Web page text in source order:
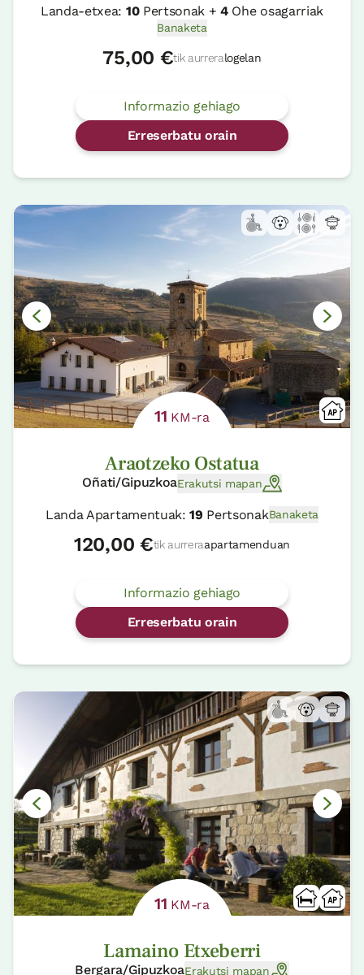
Landa-etxea: 10Pertsonak +4Ohe osagarriak
Banaketa
75,00 €tik aurreralogelan
Informazio gehiago
Erreserbatu orain
11 KM-ra
Araotzeko Ostatua
Oñati/GipuzkoaErakutsi mapan
Landa Apartamentuak:19 PertsonakBanaketa
120,00 €tik aurreraapartamenduan
Informazio gehiago
Erreserbatu orain
11 KM-ra
Lamaino Etxeberri
Bergara/GipuzkoaErakutsi mapan